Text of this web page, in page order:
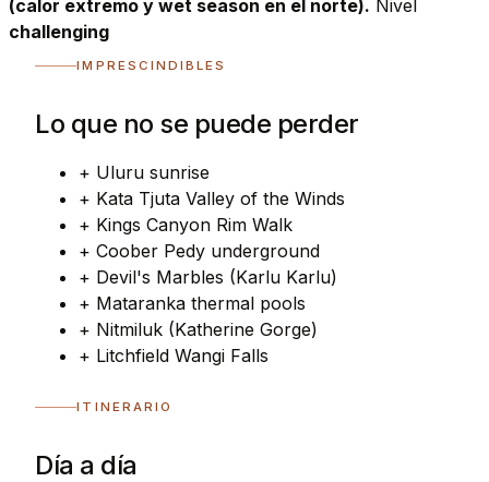
(calor extremo y wet season en el norte). Nivel
challenging
IMPRESCINDIBLES
Lo que no se puede perder
+ Uluru sunrise
+ Kata Tjuta Valley of the Winds
+ Kings Canyon Rim Walk
+ Coober Pedy underground
+ Devil's Marbles (Karlu Karlu)
+ Mataranka thermal pools
+ Nitmiluk (Katherine Gorge)
+ Litchfield Wangi Falls
ITINERARIO
Día a día